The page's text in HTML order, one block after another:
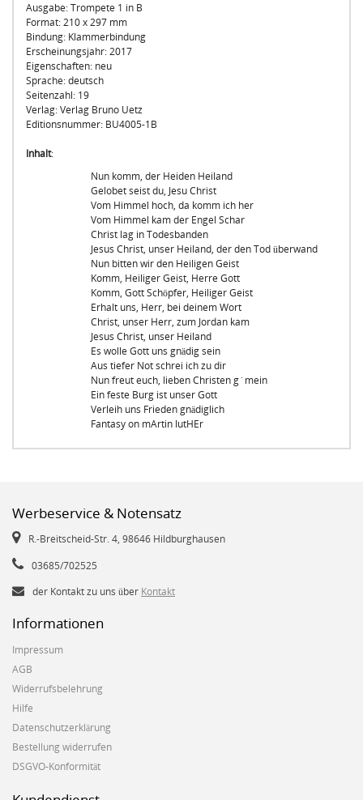
Ausgabe: Trompete 1 in B
Format: 210 x 297 mm
Bindung: Klammerbindung
Erscheinungsjahr: 2017
Eigenschaften: neu
Sprache: deutsch
Seitenzahl: 19
Verlag: Verlag Bruno Uetz
Editionsnummer: BU4005-1B
Inhalt:
Nun komm, der Heiden Heiland
Gelobet seist du, Jesu Christ
Vom Himmel hoch, da komm ich her
Vom Himmel kam der Engel Schar
Christ lag in Todesbanden
Jesus Christ, unser Heiland, der den Tod überwand
Nun bitten wir den Heiligen Geist
Komm, Heiliger Geist, Herre Gott
Komm, Gott Schöpfer, Heiliger Geist
Erhalt uns, Herr, bei deinem Wort
Christ, unser Herr, zum Jordan kam
Jesus Christ, unser Heiland
Es wolle Gott uns gnädig sein
Aus tiefer Not schrei ich zu dir
Nun freut euch, lieben Christen g´mein
Ein feste Burg ist unser Gott
Verleih uns Frieden gnädiglich
Fantasy on mArtin lutHEr
Werbeservice & Notensatz
R.-Breitscheid-Str. 4, 98646 Hildburghausen
03685/702525
der Kontakt zu uns über Kontakt
Informationen
Impressum
AGB
Widerrufsbelehrung
Hilfe
Datenschutzerklärung
Bestellung widerrufen
DSGVO-Konformität